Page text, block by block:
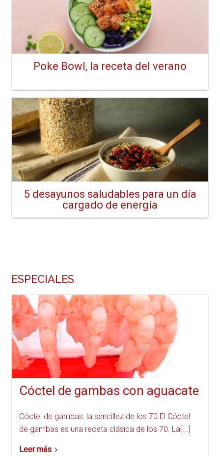
Poke Bowl, la receta del verano
5 desayunos saludables para un día
cargado de energía
ESPECIALES
Cóctel de gambas con aguacate
Cóctel de gambas: la sencillez de los 70 El Cóctel
de gambas es una receta clásica de los 70. La[...]
Leer más